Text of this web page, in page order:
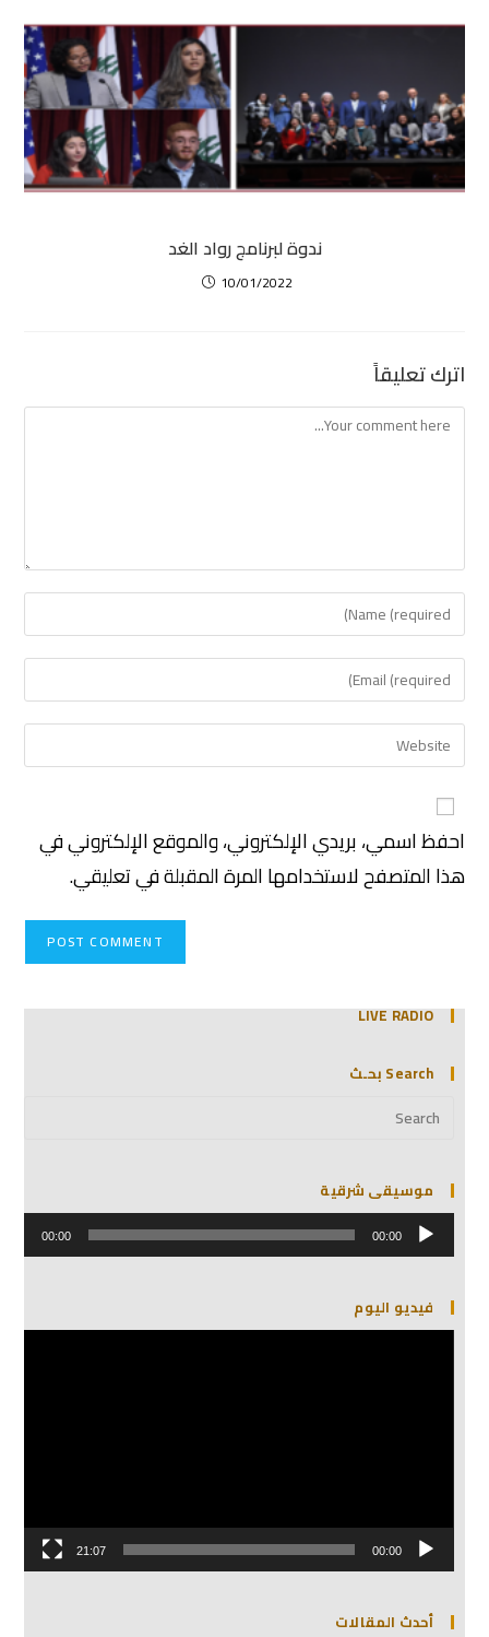
ندوة لبرنامج رواد الغد
10/01/2022
اترك تعليقاً
احفظ اسمي، بريدي الإلكتروني، والموقع الإلكتروني في
هذا المتصفح لاستخدامها المرة المقبلة في تعليقي.
LIVE RADIO
Search بحـث
موسيقى شرقية
مشغل
الصوت 00:00
00:00
فيديو اليوم
مشغل
00:00
21:07
أحدث المقالات